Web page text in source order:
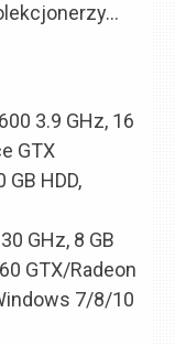
3.9 GHz, 16
GTX
HDD,
GHz, 8 GB
GTX/Radeon
7/8/10